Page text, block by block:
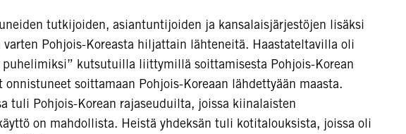
tutkijoiden, asiantuntijoiden ja kansalaisjärjestöjen lisäksi
Pohjois-Koreasta hiljattain lähteneitä. Haastateltavilla oli
kutsutuilla liittymillä soittamisesta Pohjois-Korean
soittamaan Pohjois-Koreaan lähdettyään maasta.
tuli Pohjois-Korean rajaseuduilta, joissa kiinalaisten
on mahdollista. Heistä yhdeksän tuli kotitalouksista, joissa oli